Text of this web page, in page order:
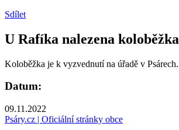
Sdílet
U Rafíka nalezena koloběžka
Koloběžka je k vyzvednutí na úřadě v Psárech.
Datum:
09.11.2022
Psáry.cz | Oficiální stránky obce